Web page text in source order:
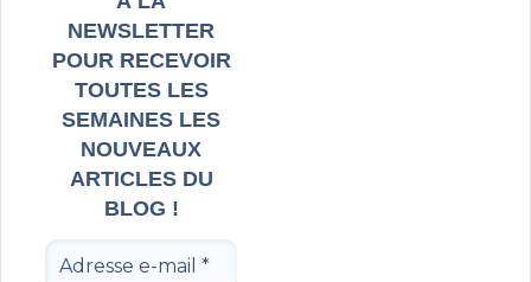
NEWSLETTER
POUR RECEVOIR
TOUTES LES
SEMAINES LES
NOUVEAUX
ARTICLES DU
BLOG !